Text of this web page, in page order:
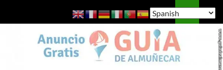
Guía de Almuñécar
MENÚ